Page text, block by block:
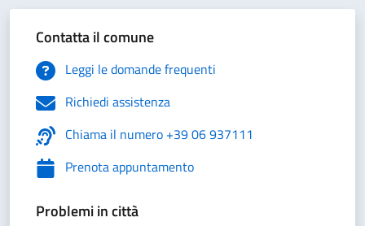
Contatta il comune
Leggi le domande frequenti
Richiedi assistenza
Chiama il numero +39 06 937111
Prenota appuntamento
Problemi in città